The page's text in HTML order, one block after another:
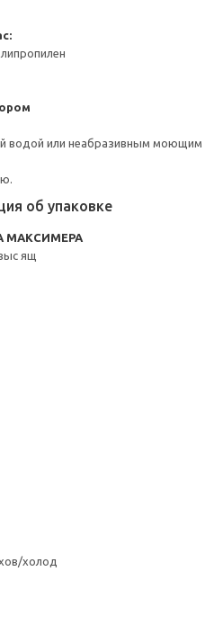
водой или неабразивным моющим
об упаковке
МАКСИМЕРА
ящ
холод